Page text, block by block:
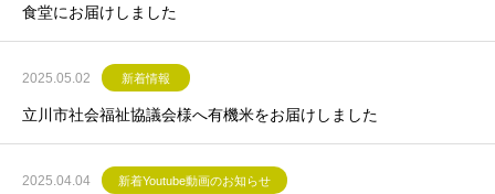
食堂にお届けしました
2025.05.02 新着情報
立川市社会福祉協議会様へ有機米をお届けしました
2025.04.04 新着Youtube動画のお知らせ